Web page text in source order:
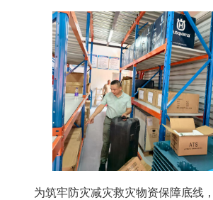
为筑牢防灾减灾救灾物资保障底线